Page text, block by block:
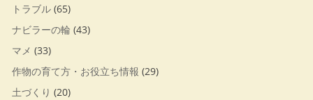
トラブル (65)
ナビラーの輪 (43)
マメ (33)
作物の育て方・お役立ち情報 (29)
土づくり (20)